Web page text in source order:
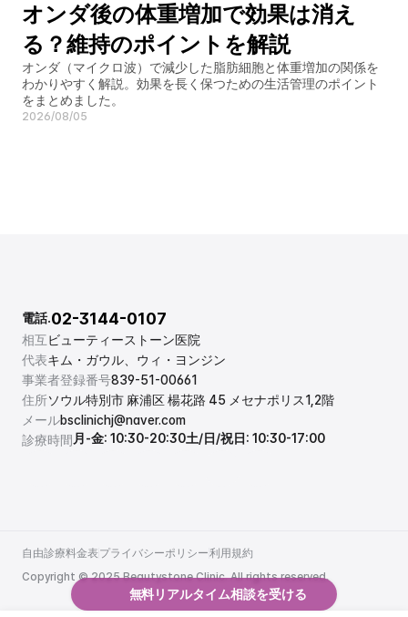
オンダ後の体重増加で効果は消え
る？維持のポイントを解説
オンダ（マイクロ波）で減少した脂肪細胞と体重増加の関係を
わかりやすく解説。効果を長く保つための生活管理のポイント
をまとめました。
2026/08/05
相互ビューティーストーン医院
代表キム・ガウル、ウィ・ヨンジン
事業者登録番号839-51-00661
住所ソウル特別市 麻浦区 楊花路 45 メセナポリス1,2階
メールbsclinichj@naver.com
診療時間 月-金: 10:30-20:30土/日/祝日: 10:30-17:00
電話.02-3144-0107
Copyright © 2025 Beautystone Clinic. All rights reserved.
自由診療料金表
自由診療料金表
プライバシーポリシー
プライバシーポリシー
利用規約
利用規約
無料リアルタイム相談を受ける